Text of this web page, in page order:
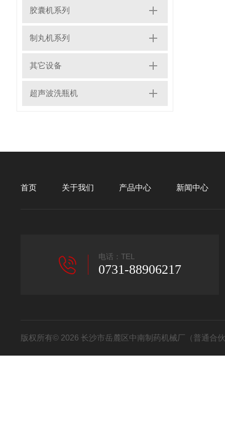
胶囊机系列
制丸机系列
其它设备
超声波洗瓶机
首页 关于我们 产品中心 新闻中心
电话：TEL
0731-88906217
版权所有© 2026 长沙市岳麓区中南制药机械厂（普通